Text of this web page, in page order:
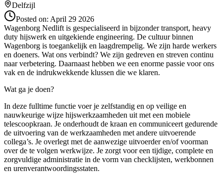
Delfzijl
Posted on: April 29 2026
Wagenborg Nedlift is gespecialiseerd in bijzonder transport, heavy
duty hijswerk en uitgekiende engineering. De cultuur binnen
Wagenborg is toegankelijk en laagdrempelig. We zijn harde werkers
en doeners. Wat ons verbindt? We zijn gedreven en streven continu
naar verbetering. Daarnaast hebben we een enorme passie voor ons
vak en de indrukwekkende klussen die we klaren.
Wat ga je doen?
In deze fulltime functie voer je zelfstandig en op veilige en
nauwkeurige wijze hijswerkzaamheden uit met een mobiele
telescoopkraan. Je onderhoudt de kraan en communiceert gedurende
de uitvoering van de werkzaamheden met andere uitvoerende
collega’s. Je overlegt met de aanwezige uitvoerder en/of voorman
over de te volgen werkwijze. Je zorgt voor een tijdige, complete en
zorgvuldige administratie in de vorm van checklijsten, werkbonnen
en urenverantwoordingsstaten.